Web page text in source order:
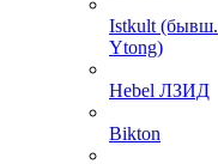
Istkult (бывш.
Ytong)
Hebel ЛЗИД
Bikton